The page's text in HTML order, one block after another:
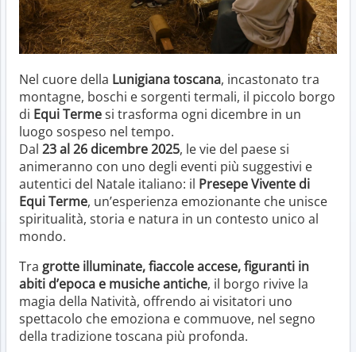
Nel cuore della Lunigiana toscana, incastonato tra
montagne, boschi e sorgenti termali, il piccolo borgo
di Equi Termesi trasforma ogni dicembre in un
luogo sospeso nel tempo.
Dal 23 al 26 dicembre 2025, le vie del paese si
animeranno con uno degli eventi più suggestivi e
autentici del Natale italiano: il Presepe Vivente di
Equi Terme, un’esperienza emozionante che unisce
spiritualità, storia e natura in un contesto unico al
mondo.
Tra grotte illuminate, fiaccole accese, figuranti in
abiti d’epoca e musiche antiche, il borgo rivive la
magia della Natività, offrendo ai visitatori uno
spettacolo che emoziona e commuove, nel segno
della tradizione toscana più profonda.